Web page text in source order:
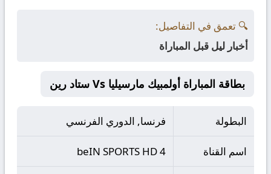
🔍 تعمق في التفاصيل:
أخبار ليل قبل المباراة
بطاقة المباراة أولمبيك مارسيليا Vs ستاد رين
البطولة فرنسا, الدوري الفرنسي
اسم القناة beIN SPORTS HD 4